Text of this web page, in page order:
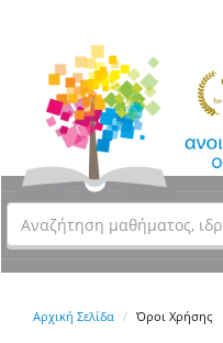
Αρχική Σελίδα Όροι Χρήσης